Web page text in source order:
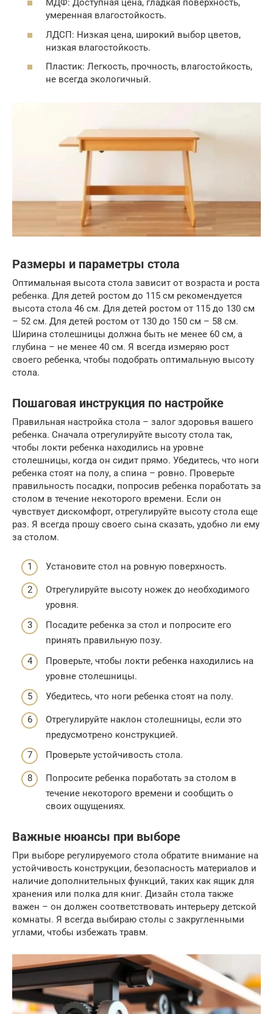
МДФ: Доступная цена, гладкая поверхность,
умеренная влагостойкость.
ЛДСП: Низкая цена, широкий выбор цветов,
низкая влагостойкость.
Пластик: Легкость, прочность, влагостойкость,
не всегда экологичный.
Размеры и параметры стола
Оптимальная высота стола зависит от возраста и роста
ребенка. Для детей ростом до 115 см рекомендуется
высота стола 46 см. Для детей ростом от 115 до 130 см
– 52 см. Для детей ростом от 130 до 150 см – 58 см.
Ширина столешницы должна быть не менее 60 см, а
глубина – не менее 40 см. Я всегда измеряю рост
своего ребенка, чтобы подобрать оптимальную высоту
стола.
Пошаговая инструкция по настройке
Правильная настройка стола – залог здоровья вашего
ребенка. Сначала отрегулируйте высоту стола так,
чтобы локти ребенка находились на уровне
столешницы, когда он сидит прямо. Убедитесь, что ноги
ребенка стоят на полу, а спина – ровно. Проверьте
правильность посадки, попросив ребенка поработать за
столом в течение некоторого времени. Если он
чувствует дискомфорт, отрегулируйте высоту стола еще
раз. Я всегда прошу своего сына сказать, удобно ли ему
за столом.
Установите стол на ровную поверхность.
Отрегулируйте высоту ножек до необходимого
уровня.
Посадите ребенка за стол и попросите его
принять правильную позу.
Проверьте, чтобы локти ребенка находились на
уровне столешницы.
Убедитесь, что ноги ребенка стоят на полу.
Отрегулируйте наклон столешницы, если это
предусмотрено конструкцией.
Проверьте устойчивость стола.
Попросите ребенка поработать за столом в
течение некоторого времени и сообщить о
своих ощущениях.
Важные нюансы при выборе
При выборе регулируемого стола обратите внимание на
устойчивость конструкции, безопасность материалов и
наличие дополнительных функций, таких как ящик для
хранения или полка для книг. Дизайн стола также
важен – он должен соответствовать интерьеру детской
комнаты. Я всегда выбираю столы с закругленными
углами, чтобы избежать травм.